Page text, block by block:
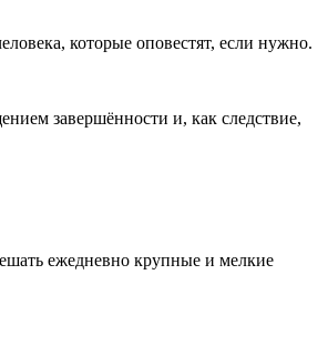
которые оповестят, если нужно.
завершённости и, как следствие,
ежедневно крупные и мелкие